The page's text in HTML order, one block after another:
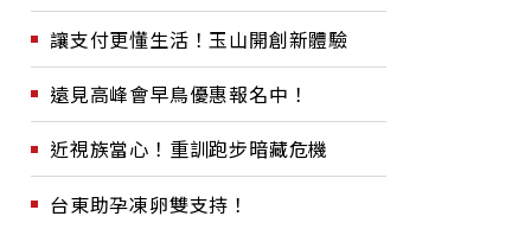
讓支付更懂生活！玉山開創新體驗
遠見高峰會早鳥優惠報名中！
近視族當心！重訓跑步暗藏危機
台東助孕凍卵雙支持！